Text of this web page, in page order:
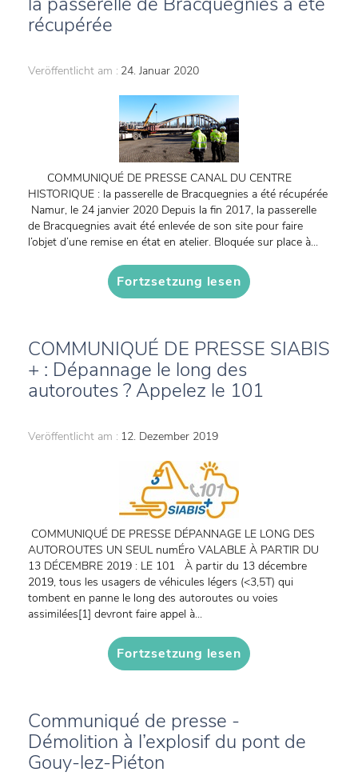
récupérée
Veröffentlicht am : 24. Januar 2020
COMMUNIQUÉ DE PRESSE CANAL DU CENTRE
HISTORIQUE : la passerelle de Bracquegnies a été récupérée
Namur, le 24 janvier 2020 Depuis la fin 2017, la passerelle
de Bracquegnies avait été enlevée de son site pour faire
l’objet d’une remise en état en atelier. Bloquée sur place à...
Fortzsetzung lesen
COMMUNIQUÉ DE PRESSE SIABIS
+ : Dépannage le long des
autoroutes ? Appelez le 101
Veröffentlicht am : 12. Dezember 2019
COMMUNIQUÉ DE PRESSE DÉPANNAGE LE LONG DES
AUTOROUTES UN SEUL numÉro VALABLE À PARTIR DU
13 DÉCEMBRE 2019 : LE 101 À partir du 13 décembre
2019, tous les usagers de véhicules légers (<3,5T) qui
tombent en panne le long des autoroutes ou voies
assimilées[1] devront faire appel à...
Fortzsetzung lesen
Communiqué de presse -
Démolition à l’explosif du pont de
Gouy-lez-Piéton